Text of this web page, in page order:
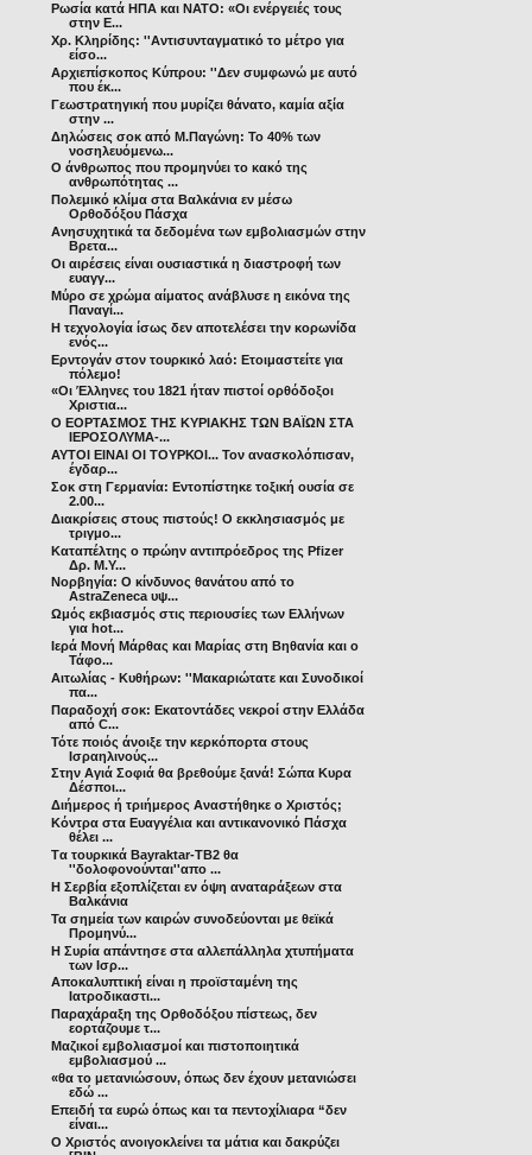
Ρωσία κατά ΗΠΑ και ΝΑΤΟ: «Οι ενέργειές τους
στην Ε...
Χρ. Κληρίδης: ''Αντισυνταγματικό το μέτρο για
είσο...
Αρχιεπίσκοπος Κύπρου: ''Δεν συμφωνώ με αυτό
που έκ...
Γεωστρατηγική που μυρίζει θάνατο, καμία αξία
στην ...
Δηλώσεις σοκ από Μ.Παγώνη: Το 40% των
νοσηλευόμενω...
Ο άνθρωπος που προμηνύει το κακό της
ανθρωπότητας ...
Πολεμικό κλίμα στα Βαλκάνια εν μέσω
Ορθοδόξου Πάσχα
Ανησυχητικά τα δεδομένα των εμβολιασμών στην
Βρετα...
Οι αιρέσεις είναι ουσιαστικά η διαστροφή των
ευαγγ...
Μύρο σε χρώμα αίματος ανάβλυσε η εικόνα της
Παναγί...
Η τεχνολογία ίσως δεν αποτελέσει την κορωνίδα
ενός...
Ερντογάν στον τουρκικό λαό: Ετοιμαστείτε για
πόλεμο!
«Οι Έλληνες του 1821 ήταν πιστοί ορθόδοξοι
Χριστια...
Ο ΕΟΡΤΑΣΜΟΣ ΤΗΣ ΚΥΡΙΑΚΗΣ ΤΩΝ ΒΑΪΩΝ ΣΤΑ
ΙΕΡΟΣΟΛΥΜΑ-...
ΑΥΤΟΙ ΕΙΝΑΙ ΟΙ ΤΟΥΡΚΟΙ... Τον ανασκολόπισαν,
έγδαρ...
Σοκ στη Γερμανία: Εντοπίστηκε τοξική ουσία σε
2.00...
Διακρίσεις στους πιστούς! Ο εκκλησιασμός με
τριγμο...
Καταπέλτης ο πρώην αντιπρόεδρος της Pfizer
Δρ. M.Y...
Νορβηγία: Ο κίνδυνος θανάτου από το
AstraZeneca υψ...
Ωμός εκβιασμός στις περιουσίες των Ελλήνων
για hot...
Ιερά Μονή Μάρθας και Μαρίας στη Βηθανία και ο
Τάφο...
Αιτωλίας - Κυθήρων: ''Μακαριώτατε και Συνοδικοί
πα...
Παραδοχή σοκ: Εκατοντάδες νεκροί στην Ελλάδα
από C...
Τότε ποιός άνοιξε την κερκόπορτα στους
Ισραηλινούς...
Στην Αγιά Σοφιά θα βρεθούμε ξανά! Σώπα Κυρα
Δέσποι...
Διήμερος ή τριήμερος Αναστήθηκε ο Χριστός;
Κόντρα στα Ευαγγέλια και αντικανονικό Πάσχα
θέλει ...
Tα τουρκικά Bayraktar-TB2 θα
''δολοφονούνται''απο ...
Η Σερβία εξοπλίζεται εν όψη αναταράξεων στα
Βαλκάνια
Τα σημεία των καιρών συνοδεύονται με θεϊκά
Προμηνύ...
Η Συρία απάντησε στα αλλεπάλληλα χτυπήματα
των Ισρ...
Αποκαλυπτική είναι η προϊσταμένη της
Ιατροδικαστι...
Παραχάραξη της Ορθοδόξου πίστεως, δεν
εορτάζουμε τ...
Μαζικοί εμβολιασμοί και πιστοποιητικά
εμβολιασμού ...
«θα το μετανιώσουν, όπως δεν έχουν μετανιώσει
εδώ ...
Επειδή τα ευρώ όπως και τα πεντοχίλιαρα “δεν
είναι...
Ο Χριστός ανοιγοκλείνει τα μάτια και δακρύζει